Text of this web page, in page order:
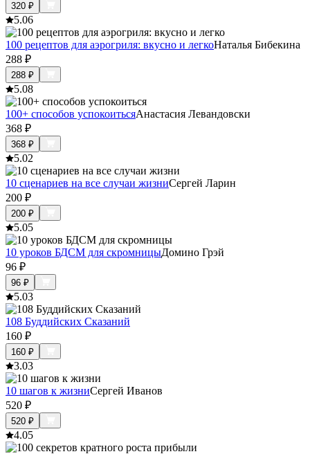
320 ₽
5.06
100 рецептов для аэрогриля: вкусно и легкоНаталья Бибекина
288 ₽
288 ₽
5.08
100+ способов успокоитьсяАнастасия Левандовски
368 ₽
368 ₽
5.02
10 сценариев на все случаи жизниСергей Ларин
200 ₽
200 ₽
5.05
10 уроков БДСМ для скромницыДомино Грэй
96 ₽
96 ₽
5.03
108 Буддийских Сказаний
160 ₽
160 ₽
3.03
10 шагов к жизниСергей Иванов
520 ₽
520 ₽
4.05